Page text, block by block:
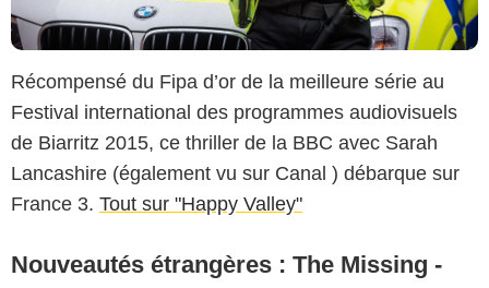
Récompensé du Fipa d’or de la meilleure série au
Festival international des programmes audiovisuels
de Biarritz 2015, ce thriller de la BBC avec Sarah
Lancashire (également vu sur Canal ) débarque sur
France 3. Tout sur "Happy Valley"
Nouveautés étrangères : The Missing -